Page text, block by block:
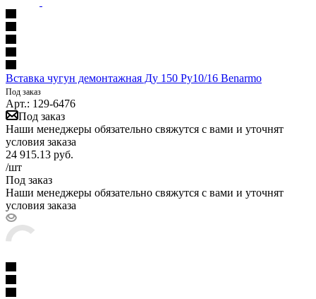
Вставка чугун демонтажная Ду 150 Ру10/16 Benarmo
Под заказ
Арт.: 129-6476
Под заказ
Наши менеджеры обязательно свяжутся с вами и уточнят
условия заказа
24 915.13 руб.
/шт
Под заказ
Наши менеджеры обязательно свяжутся с вами и уточнят
условия заказа